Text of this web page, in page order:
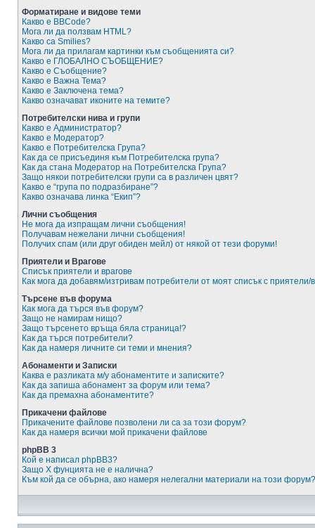
Форматиране и видове теми
Какво е BBCode?
Мога ли да ползвам HTML?
Какво са Smilies?
Мога ли да прилагам картинки към съобщенията си?
Какво е ГЛОБАЛНО СЪОБЩЕНИЕ?
Какво е Съобщение?
Какво е Важна Тема?
Какво е Заключена тема?
Какво означават иконите на темите?
Потребителски нива и групи
Какво е Администратор?
Какво е Модератор?
Какво е Потребителска Група?
Как да се присъединя към Потребителска група?
Как да стана Модератор на Потребителска Група?
Защо някои потребителски групи са в различен цвят?
Какво е “група по подразбиране”?
Какво означава линка “Екип”?
Лични съобщения
Не мога да изпращам лични съобщения!
Получавам нежелани лични съобщения!
Получих спам (или друг обиден мейл) от някой от тези форуми!
Приятели и Врагове
Списък приятели и врагове
Как мога да добавям/изтривам потребители от моят списък с приятели/
Търсене във форума
Как мога да търся във форум?
Защо не намирам нищо?
Защо търсенето връща бяла страница!?
Как да търся потребители?
Как да намеря личните си теми и мнения?
Абонаменти и Записки
Каква е разликата м/у абонаментите и записките?
Как да запиша абонамент за форум или тема?
Как да премахна абонаментите?
Прикачени файлове
Прикачените файлове позволени ли са за този форум?
Как да намеря всички мой прикачени файлове
phpBB 3
Кой е написал phpBB3?
Защо X фунцията не е налична?
Към кой да се обърна, ако намеря нелегални материали на този форум?